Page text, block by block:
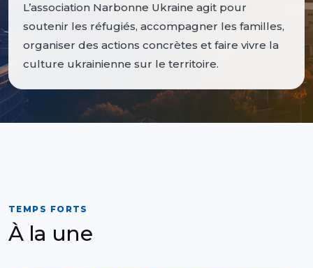
L’association Narbonne Ukraine agit pour
soutenir les réfugiés, accompagner les familles,
organiser des actions concrètes et faire vivre la
culture ukrainienne sur le territoire.
TEMPS FORTS
À la une